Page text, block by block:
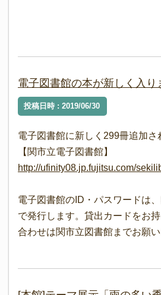
電子図書館の本が新しく入り
投稿日時 : 2019/06/30
電子図書館に新しく299冊追加さ
【関市立電子図書館】
http://ufinity08.jp.fujitsu.com/
電子図書館のID・パスワードは
で発行します。貸出カードをお
合わせは関市立図書館までお願い